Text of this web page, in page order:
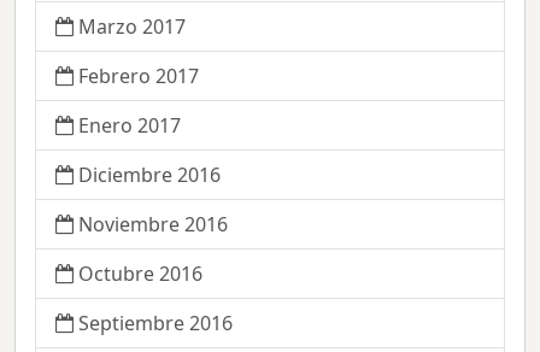
Marzo 2017
Febrero 2017
Enero 2017
Diciembre 2016
Noviembre 2016
Octubre 2016
Septiembre 2016